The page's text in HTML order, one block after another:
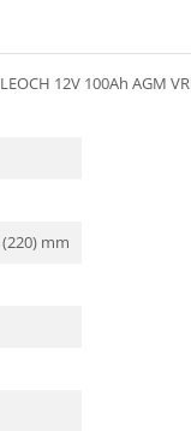
12V 100Ah AGM
mm